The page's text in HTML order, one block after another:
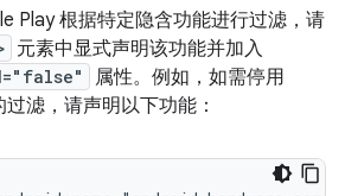
Play 根据特定隐含功能进行过滤，请
元素中显式声明该功能并加入
属性。例如，如需停用
滤，请声明以下功能：